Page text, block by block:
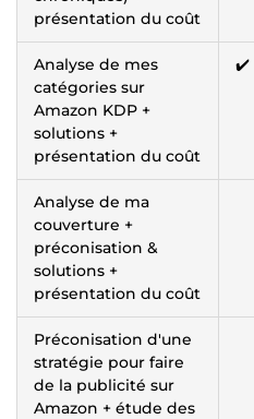
présentation du coût
Analyse de mes
catégories sur
Amazon KDP +
solutions +
présentation du coût
✔️
Analyse de ma
couverture +
préconisation &
solutions +
présentation du coût
Préconisation d'une
stratégie pour faire
de la publicité sur
Amazon + étude des